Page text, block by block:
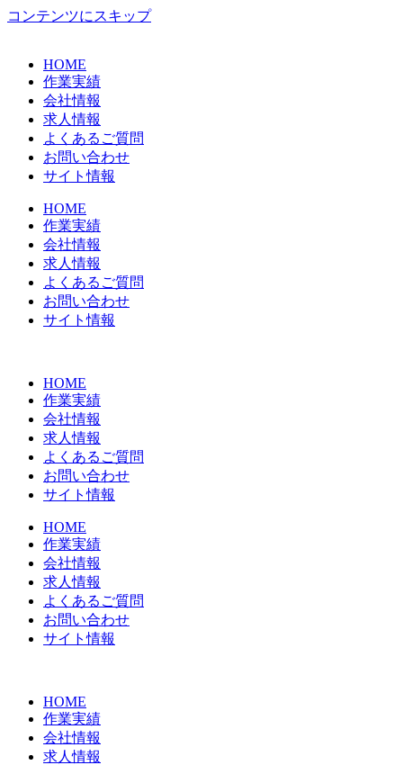
コンテンツにスキップ
HOME
作業実績
会社情報
求人情報
よくあるご質問
お問い合わせ
サイト情報
HOME
作業実績
会社情報
求人情報
よくあるご質問
お問い合わせ
サイト情報
HOME
作業実績
会社情報
求人情報
よくあるご質問
お問い合わせ
サイト情報
HOME
作業実績
会社情報
求人情報
よくあるご質問
お問い合わせ
サイト情報
HOME
作業実績
会社情報
求人情報